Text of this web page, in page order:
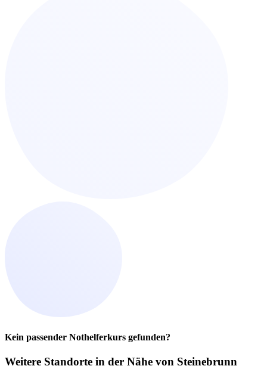
Kein passender Nothelferkurs gefunden?
Weitere Standorte in der Nähe von Steinebrunn